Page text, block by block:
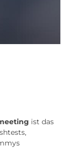
ist das